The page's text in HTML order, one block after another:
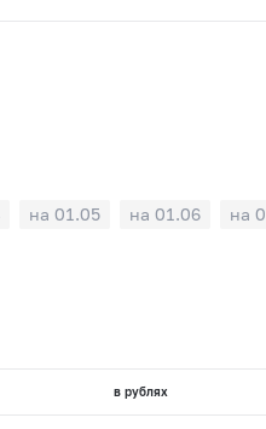
на 01.05 на 01.06 на
в рублях